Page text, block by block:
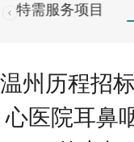
特需服务项目
温州历程招
心医院耳鼻